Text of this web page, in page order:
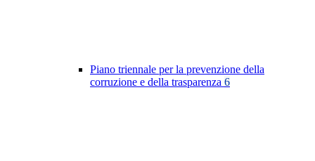
Piano triennale per la prevenzione della
corruzione e della trasparenza 6